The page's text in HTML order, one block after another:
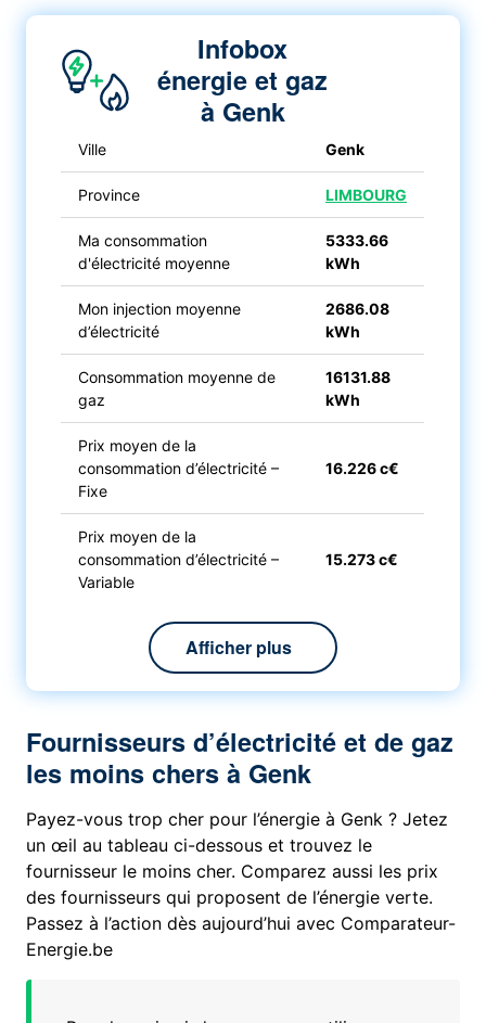
Infobox
énergie et gaz
à Genk
Ville Genk
Province LIMBOURG
Ma consommation
d'électricité moyenne
5333.66
kWh
Mon injection moyenne
d’électricité
2686.08
kWh
Consommation moyenne de
gaz
16131.88
kWh
Prix moyen de la
consommation d’électricité –
Fixe
16.226 c€
Prix moyen de la
consommation d’électricité –
Variable
15.273 c€
Afficher plus
Fournisseurs d’électricité et de gaz
les moins chers à Genk
Payez-vous trop cher pour l’énergie à Genk ? Jetez
un œil au tableau ci-dessous et trouvez le
fournisseur le moins cher. Comparez aussi les prix
des fournisseurs qui proposent de l’énergie verte.
Passez à l’action dès aujourd’hui avec Comparateur-
Energie.be